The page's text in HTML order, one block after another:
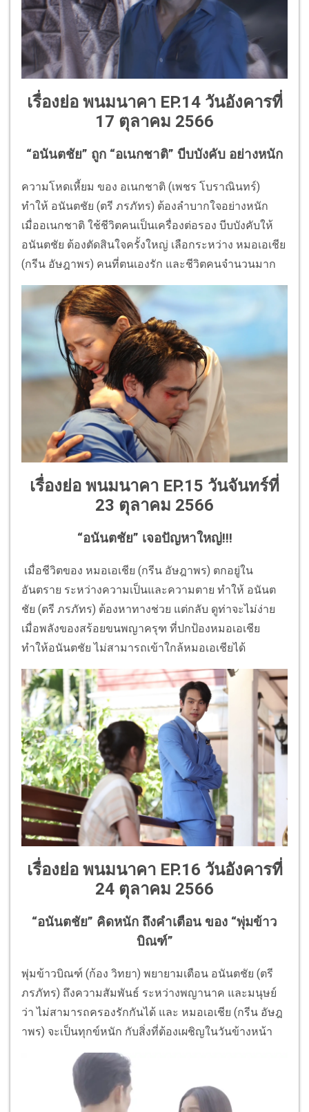
เรื่องย่อ พนมนาคา EP.14 วันอังคารที่
17 ตุลาคม 2566
“อนันตชัย” ถูก “อเนกชาติ” บีบบังคับ อย่างหนัก
ความโหดเหี้ยม ของ อเนกชาติ (เพชร โบราณินทร์)
ทำให้ อนันตชัย (ตรี ภรภัทร) ต้องลำบากใจอย่างหนัก
เมื่ออเนกชาติ ใช้ชีวิตคนเป็นเครื่องต่อรอง บีบบังคับให้
อนันตชัย ต้องตัดสินใจครั้งใหญ่ เลือกระหว่าง หมอเอเชีย
(กรีน อัษฎาพร) คนที่ตนเองรัก และชีวิตคนจำนวนมาก
เรื่องย่อ พนมนาคา EP.15 วันจันทร์ที่
23 ตุลาคม 2566
“อนันตชัย” เจอปัญหาใหญ่!!!
เมื่อชีวิตของ หมอเอเชีย (กรีน อัษฎาพร) ตกอยู่ใน
อันตราย ระหว่างความเป็นและความตาย ทำให้ อนันต
ชัย (ตรี ภรภัทร) ต้องหาทางช่วย แต่กลับ ดูท่าจะไม่ง่าย
เมื่อพลังของสร้อยขนพญาครุฑ ที่ปกป้องหมอเอเชีย
ทำให้อนันตชัย ไม่สามารถเข้าใกล้หมอเอเชียได้
เรื่องย่อ พนมนาคา EP.16 วันอังคารที่
24 ตุลาคม 2566
“อนันตชัย” คิดหนัก ถึงคำเตือน ของ “พุ่มข้าว
บิณฑ์”
พุ่มข้าวบิณฑ์ (ก้อง วิทยา) พยายามเตือน อนันตชัย (ตรี
ภรภัทร) ถึงความสัมพันธ์ ระหว่างพญานาค และมนุษย์
ว่า ไม่สามารถครองรักกันได้ และ หมอเอเชีย (กรีน อัษฎ
าพร) จะเป็นทุกข์หนัก กับสิ่งที่ต้องเผชิญในวันข้างหน้า